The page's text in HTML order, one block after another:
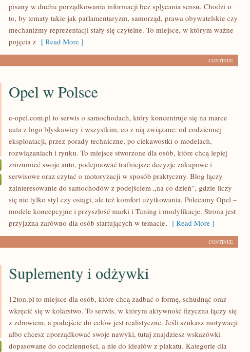
KAMPANIE
pisany w duchu porządkowania informacji bez spłycania sensu. Chodzi o
to, by tematy takie jak parlamentaryzm, samorząd, prawa obywatelskie czy
mechanizmy reprezentacji stały się czytelne. To miejsce, w którym ważne
pojęcia z [ Read More ]
CONTINUE
OPEL
POLSCE
Opel w Polsce
e-opel.com.pl to serwis o samochodach, który koncentruje się na marce
auta z logo błyskawicy i wszystkim, co z nią związane: od codziennej
eksploatacji, przez porady techniczne, po ciekawostki o modelach,
rozwiązaniach i rynku. To miejsce stworzone dla osób, które chcą lepiej
zrozumieć swoje auto, podejmować trafniejsze decyzje zakupowe i
serwisowe oraz czytać o motoryzacji w sposób praktyczny. Blog łączy
zainteresowanie do samochodów z podejściem „na co dzień”, gdzie liczy
się nie tylko styl czy osiągi, ale też komfort użytkowania. Polecamy Opel –
modele koncepcyjne i przyszłość marki i Tuning i modyfikacje. Strona jest
przyjazna zarówno dla osób startujących w temacie, [ Read More ]
CONTINUE
Suplementy i odżywki
12ton.pl to miejsce dla osób, które chcą zadbać o formę, schudnąć oraz
wkręcić się w kolarstwo. To serwis, w którym aktywność fizyczna łączy się
z zdrowiem, a podejście do celów jest realistyczne. Jeśli szukasz motywacji
albo chcesz uporządkować swoje nawyki, tutaj znajdziesz wskazówki
dopasowane do codzienności, a nie do ideałów z plakatu. Kategorie dla